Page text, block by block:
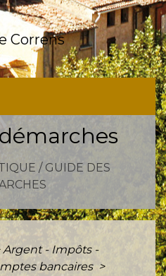
/ GUIDE DES
Argent - Impôts -
bancaires >